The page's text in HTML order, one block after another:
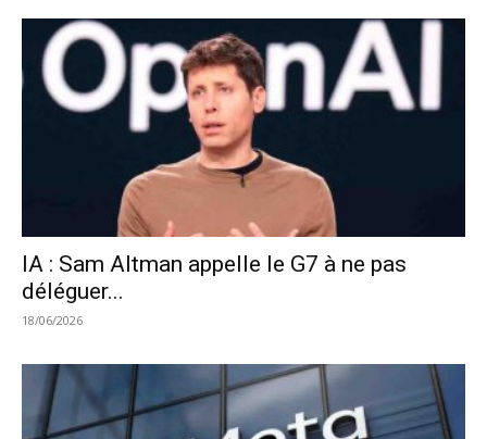
IA : Sam Altman appelle le G7 à ne pas
déléguer...
18/06/2026